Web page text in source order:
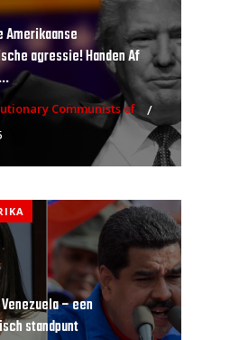
Amerikaanse
agressie! Handen Af
Communists of
– een
standpunt